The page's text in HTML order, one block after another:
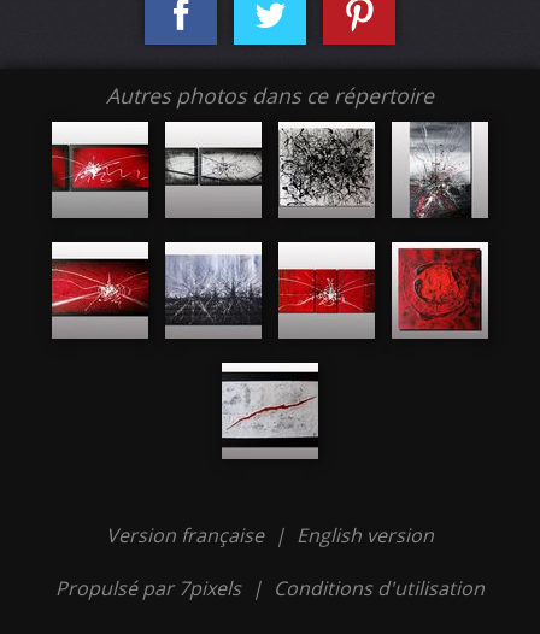
Autres photos dans ce répertoire
Version française | English version
Propulsé par 7pixels | Conditions d'utilisation